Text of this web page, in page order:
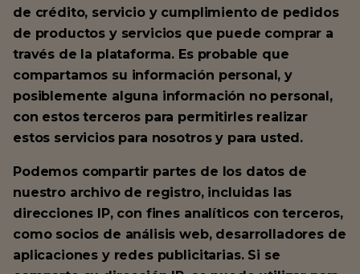
de crédito, servicio y cumplimiento de pedidos
de productos y servicios que puede comprar a
través de la plataforma. Es probable que
compartamos su información personal, y
posiblemente alguna información no personal,
con estos terceros para permitirles realizar
estos servicios para nosotros y para usted.
Podemos compartir partes de los datos de
nuestro archivo de registro, incluidas las
direcciones IP, con fines analíticos con terceros,
como socios de análisis web, desarrolladores de
aplicaciones y redes publicitarias. Si se